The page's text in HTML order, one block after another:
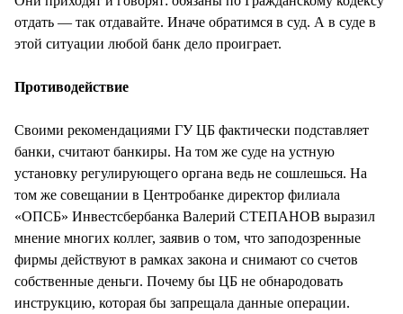
отдать — так отдавайте. Иначе обратимся в суд. А в суде в
этой ситуации любой банк дело проиграет.
Противодействие
Своими рекомендациями ГУ ЦБ фактически подставляет
банки, считают банкиры. На том же суде на устную
установку регулирующего органа ведь не сошлешься. На
том же совещании в Центробанке директор филиала
«ОПСБ» Инвестсбербанка Валерий СТЕПАНОВ выразил
мнение многих коллег, заявив о том, что заподозренные
фирмы действуют в рамках закона и снимают со счетов
собственные деньги. Почему бы ЦБ не обнародовать
инструкцию, которая бы запрещала данные операции.